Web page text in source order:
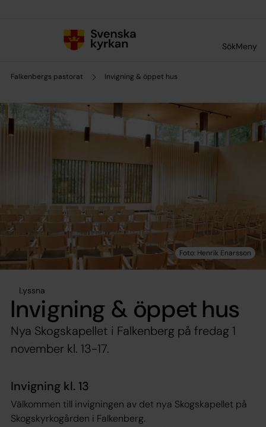
SökMeny
Falkenbergs pastorat Invigning & öppet hus
Lyssna
Invigning & öppet hus
Nya Skogskapellet i Falkenberg på fredag 1
november kl. 13-17.
Invigning kl. 13
Välkommen till invigningen av det nya Skogskapellet på
Skogskyrkogården i Falkenberg.